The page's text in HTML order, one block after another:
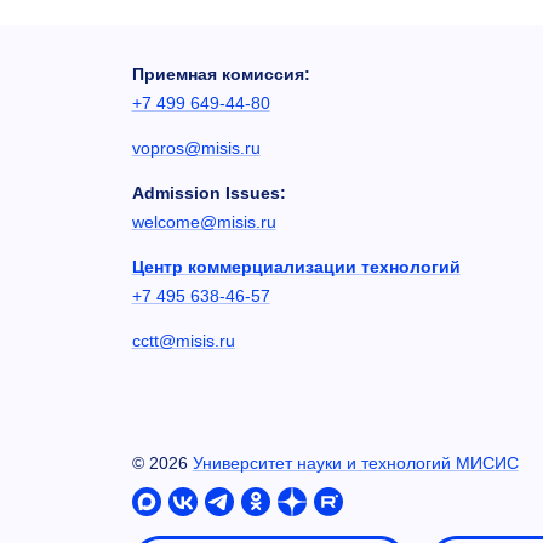
Приемная комиссия:
+7 499 649-44-80
vopros@misis.ru
Admission Issues:
welcome@misis.ru
Центр коммерциализации технологий
+7 495 638-46-57
cctt@misis.ru
© 2026 Университет науки и технологий МИСИС